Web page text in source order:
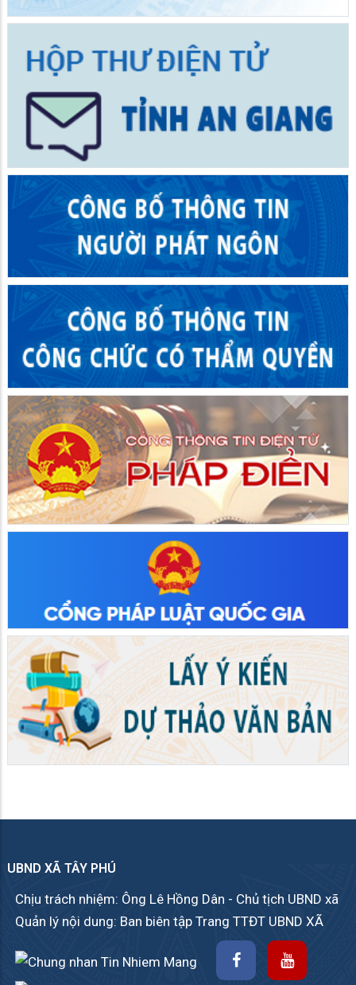
UBND XÃ TÂY PHÚ
Chịu trách nhiệm: Ông Lê Hồng Dân - Chủ tịch UBND xã
Quản lý nội dung: Ban biên tập Trang TTĐT UBND XÃ